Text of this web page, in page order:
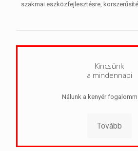
szakmai eszközfejlesztésre,
Kincsünk
a mindennapi
Nálunk a kenyér
Tovább